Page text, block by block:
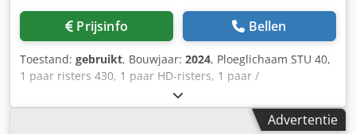
Prijsinfo Bellen
Toestand: gebruikt, Bouwjaar: 2024, Ploeglichaam STU 40,
1 paar risters 430, 1 paar HD-risters, 1 paar /
voorschoffelsteel voor framehoogte 80 voor hydraulische
overbelastingsbeveiliging voorschoffel M2, 1 paar /
schijfkouterhouder schijfkouter D 500 gekarteldAdvertentie